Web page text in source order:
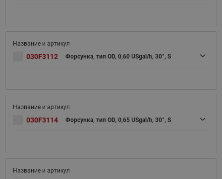
030F3112 Форсунка, тип OD, 0,60 USgal/h, 30°, S
030F3114 Форсунка, тип OD, 0,65 USgal/h, 30°, S